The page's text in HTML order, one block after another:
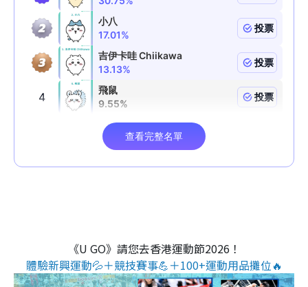
《U GO》請您去香港運動節2026！
體驗新興運動💦＋競技賽事💪＋100+運動用品攤位🔥